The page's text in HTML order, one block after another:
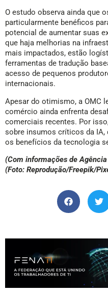
O estudo observa ainda que
particularmente benéficos
potencial de aumentar suas
que haja melhorias na
mais impactados, estão
ferramentas de tradução
acesso de pequenos
internacionais.
Apesar do otimismo, a OMC
comércio ainda enfrenta
comerciais recentes. Por
sobre insumos críticos da
os benefícios da tecnologia
(Com informações de
(Foto: Reprodução/Freepik/